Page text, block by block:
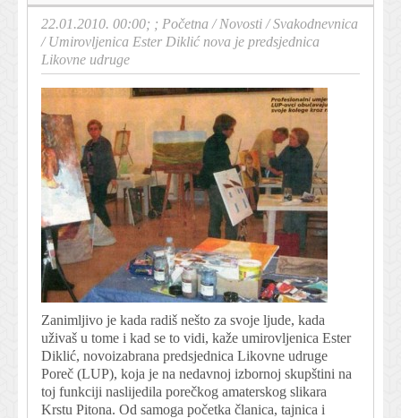
22.01.2010. 00:00; ; Početna /Novosti /Svakodnevnica
/Umirovljenica Ester Diklić nova je predsjednica
Likovne udruge
Zanimljivo je kada radiš nešto za svoje ljude, kada
uživaš u tome i kad se to vidi, kaže umirovljenica Ester
Diklić, novoizabrana predsjednica Likovne udruge
Poreč (LUP), koja je na nedavnoj izbornoj skupštini na
toj funkciji naslijedila porečkog amaterskog slikara
Krstu Pitona. Od samoga početka članica, tajnica i